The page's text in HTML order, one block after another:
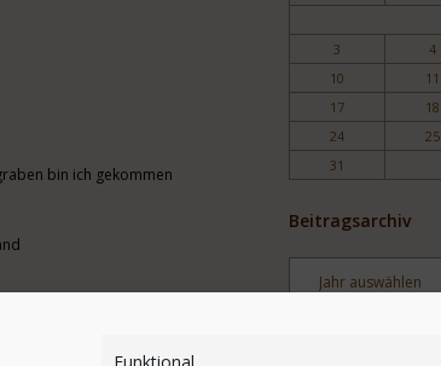
bin ich gekommen
3
4
10
11
17
18
24
25
31
Beitragsarchiv
Archiv